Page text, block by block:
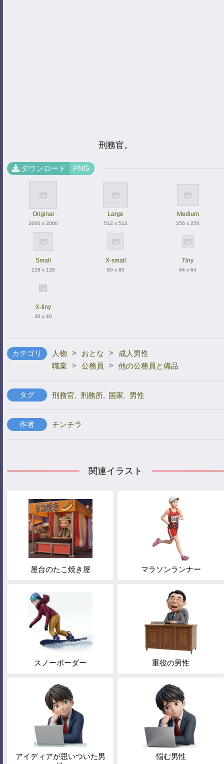
刑務官。
ダウンロード PNG
Original
2000 x 2000
Large
512 x 512
Medium
256 x 256
Small
128 x 128
X-small
80 x 80
Tiny
64 x 64
X-tiny
40 x 40
カテゴリ 人物 > おとな >
成人男性
職業
> 公務員 > 他の公務員と備品
タグ 刑務官, 刑務所, 国家, 男性
作者 チンチラ
関連イラスト
屋台のたこ焼き屋 マラソンランナー
スノーボーダー 重役の男性
アイディアが思いついた男
悩む男性